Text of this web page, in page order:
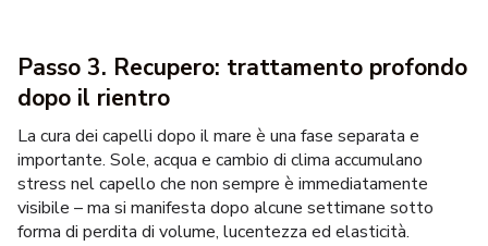
Passo 3. Recupero: trattamento profondo
dopo il rientro
La cura dei capelli dopo il mare è una fase separata e
importante. Sole, acqua e cambio di clima accumulano
stress nel capello che non sempre è immediatamente
visibile – ma si manifesta dopo alcune settimane sotto
forma di perdita di volume, lucentezza ed elasticità.